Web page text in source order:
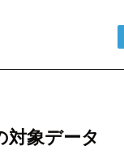
象データ